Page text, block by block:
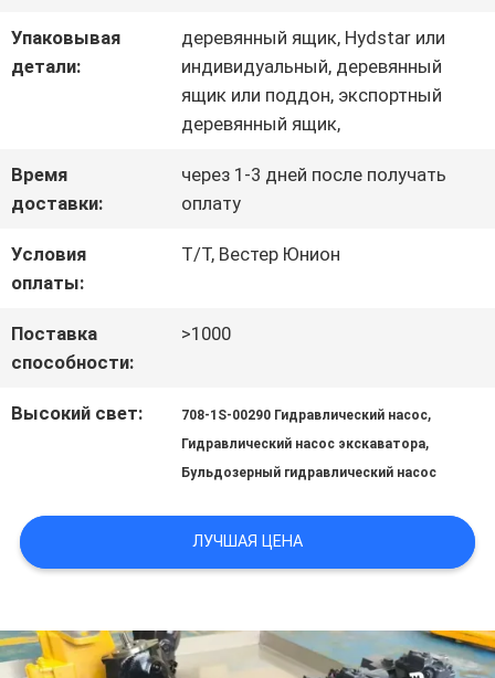
МЫ
КАРТА
САЙТА
Упаковывая
детали:
деревянный ящик, Hydstar или
индивидуальный, деревянный
ящик или поддон, экспортный
деревянный ящик,
Время
доставки:
через 1-3 дней после получать
оплату
Условия
оплаты:
Т/Т, Вестер Юнион
Поставка
способности:
>1000
Высокий свет: 708-1S-00290 Гидравлический насос,
Гидравлический насос экскаватора,
Бульдозерный гидравлический насос
ЛУЧШАЯ ЦЕНА